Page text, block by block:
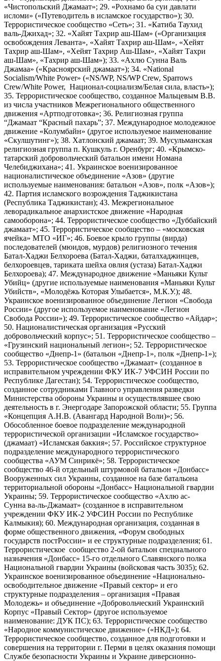
«Чистопольский Джамаат»; 29. «Рохнамо ба суи давлати
исломи» («Путеводитель в исламское государство»); 30.
Террористическое сообщество «Сеть»; 31. «Катиба Таухид
валь-Джихад»; 32. «Хайят Тахрир аш-Шам» («Организация
освобождения Леванта», «Хайят Тахрир аш-Шам», «Хейят
Тахрир аш-Шам», «Хейят Тахрир Аш-Шам», «Хайят Тахри
аш-Шам», «Тахрир аш-Шам»); 33. «Ахлю Сунна Валь
Джамаа» («Красноярский джамаат»); 34. «National
Socialism/White Power» («NS/WP, NS/WP Crew, Sparrows
Crew/White Power, Национал-социализм/Белая сила, власть»);
35. Террористическое сообщество, созданное Мальцевым В.В.
из числа участников Межрегионального общественного
движения «Артподготовка»; 36. Религиозная группа
“Джамаат “Красный пахарь”; 37. Международное молодежное
движение «Колумбайн» (другое используемое наименование
«Скулшутинг»); 38. Хатлонский джамаат; 39. Мусульманская
религиозная группа п. Кушкуль г. Оренбург; 40. «Крымско-
татарский добровольческий батальон имени Номана
Челебиджихана»; 41. Украинское военизированное
националистическое объединение «Азов» (другие
используемые наименования: батальон «Азов», полк «Азов»);
42. Партия исламского возрождения Таджикистана
(Республика Таджикистан); 43. Межрегиональное
леворадикальное анархистское движение «Народная
самооборона»; 44. Террористическое сообщество «Дуббайский
джамаат»; 45. Террористическое сообщество – «московская
ячейка» МТО «ИГ»; 46. Боевое крыло группы (вирда)
последователей (мюидов, мурдов) религиозного течения
Батал-Хаджи Белхороева (Батал-Хаджи, баталхаджинцев,
белхороевцев, тариката шейха овлия (устаза) Батал-Хаджи
Белхороева); 47. Международное движение «Маньяки Культ
Убийц» (другие используемые наименования «Маньяки Культ
Убийств», «Молодёжь Которая Улыбается», М.К.У.); 48.
Украинское военизированное объединение Легион «Свобода
России» (другое используемое наименование «Легион
Свобода России»); 49. Террористическое сообщество «Айдар»;
50. Националистическая организация «Русский
добровольческий корпус»; 51. Террористическое сообщество –
«Грузинский национальный легион»; 52. Террористическое
сообщество «Днепр-1» (батальон «Днепр-1», полк «Днепр-1»);
53. Террористическое сообщество «Джамаат» (созданное в
исправительном учреждении ФКУ ИК-7 УФСИН России по
Республике Дагестан); 54. Террористическое сообщество,
созданное сотрудниками Главного управления разведки
Министерства обороны Украины и осуществлявшее свою
деятельность в г. Энергодаре Запорожской области; 55. Группа
«Концепция А.Н.В. (Авангард Народной Воли)»; 56.
Обособленное боевое подразделение международной
террористической организации «Исламское государство»
(джамаат) «Исламская баккия»; 57. Российское структурное
подразделение международного террористического
сообщества «АУМ Синрикё»; 58. Террористическое
сообщество 46-й отдельный штурмовой батальон «Донбасс»
Вооруженных сил Украины, созданное на базе батальона
территориальной обороны «Донбасс» Национальной гвардии
Украины; 59. Террористическое сообщество «Ахлю ас-
Сунна ва-ль-Джамаат» (созданное в исправительном
учреждении ФКУ ИК-2 УФСИН России по Республике
Калмыкия); 60. Международная организация, созданная в
форме общественного движения, «Форум свободных
государств постРоссии» и ее структурные подразделения; 61.
Террористическое сообщество 2-ой батальон специального
назначения «Донбасс» 15-го отдельного Славянского полка
Национальной гвардии Украины (войсковая часть 3035); 62.
Украинское военизированное объединение «Национально-
освободительное движение «Правый сектор» и его
структурные подразделения – организация «Правая
Молодежь» и объединение «Добровольческий Украинский
Корпус «Правый Сектор» (другое используемое
наименование: ДУК ПС); 63. Террористическое сообщество
«Народное коммунистическое движение» («НКД»); 64.
Террористическое сообщество, созданное для подготовки и
совершения на территории г. Перми в целях оказания помощи
Службе безопасности Украины и Украине диверсионно-